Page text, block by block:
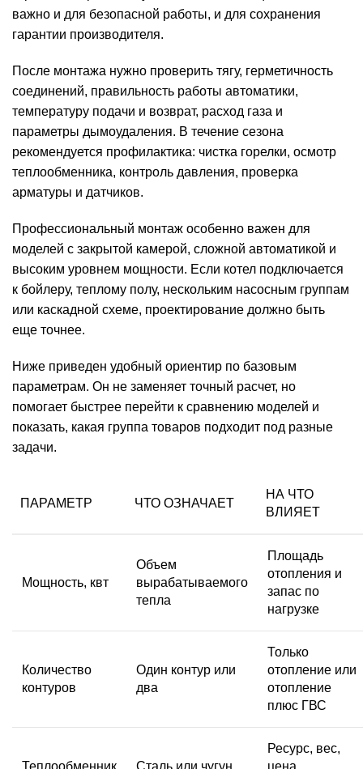
важно и для безопасной работы, и для сохранения
гарантии производителя.
После монтажа нужно проверить тягу, герметичность
соединений, правильность работы автоматики,
температуру подачи и возврат, расход газа и
параметры дымоудаления. В течение сезона
рекомендуется профилактика: чистка горелки, осмотр
теплообменника, контроль давления, проверка
арматуры и датчиков.
Профессиональный монтаж особенно важен для
моделей с закрытой камерой, сложной автоматикой и
высоким уровнем мощности. Если котел подключается
к бойлеру, теплому полу, нескольким насосным группам
или каскадной схеме, проектирование должно быть
еще точнее.
Ниже приведен удобный ориентир по базовым
параметрам. Он не заменяет точный расчет, но
помогает быстрее перейти к сравнению моделей и
показать, какая группа товаров подходит под разные
задачи.
ПАРАМЕТР ЧТО ОЗНАЧАЕТ
НА ЧТО
ВЛИЯЕТ
Мощность, квт
Объем
вырабатываемого
тепла
Площадь
отопления и
запас по
нагрузке
Количество
контуров
Один контур или
два
Только
отопление или
отопление
плюс ГВС
Теплообменник Сталь или чугун
Ресурс, вес,
цена,